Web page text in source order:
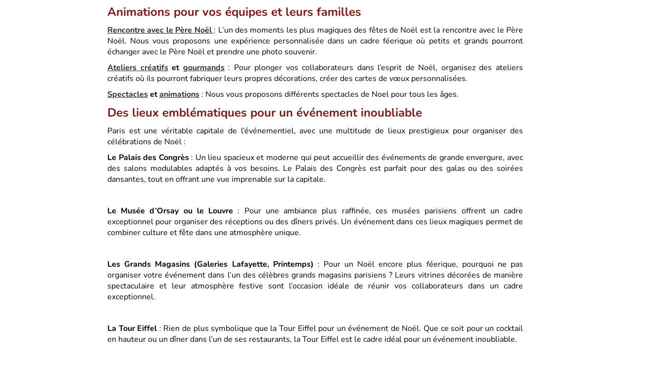
Animations pour vos équipes et leurs familles
Rencontre avec le Père Noël : L’un des moments les plus magiques des fêtes de Noël est la rencontre avec le Père
Noël. Nous vous proposons une expérience personnalisée dans un cadre féerique où petits et grands pourront
échanger avec le Père Noël et prendre une photo souvenir.
Ateliers créatifset gourmands: Pour plonger vos collaborateurs dans l’esprit de Noël, organisez des ateliers
créatifs où ils pourront fabriquer leurs propres décorations, créer des cartes de vœux personnalisées.
Spectaclesetanimations : Nous vous proposons différents spectacles de Noel pour tous les âges.
Des lieux emblématiques pour un événement inoubliable
Paris est une véritable capitale de l’événementiel, avec une multitude de lieux prestigieux pour organiser des
célébrations de Noël :
Le Palais des Congrès: Un lieu spacieux et moderne qui peut accueillir des événements de grande envergure, avec
des salons modulables adaptés à vos besoins. Le Palais des Congrès est parfait pour des galas ou des soirées
dansantes, tout en offrant une vue imprenable sur la capitale.
Le Musée d’Orsay ou le Louvre : Pour une ambiance plus raffinée, ces musées parisiens offrent un cadre
exceptionnel pour organiser des réceptions ou des dîners privés. Un événement dans ces lieux magiques permet de
combiner culture et fête dans une atmosphère unique.
Les Grands Magasins (Galeries Lafayette, Printemps) : Pour un Noël encore plus féerique, pourquoi ne pas
organiser votre événement dans l’un des célèbres grands magasins parisiens ? Leurs vitrines décorées de manière
spectaculaire et leur atmosphère festive sont l’occasion idéale de réunir vos collaborateurs dans un cadre
exceptionnel.
La Tour Eiffel : Rien de plus symbolique que la Tour Eiffel pour un événement de Noël. Que ce soit pour un cocktail
en hauteur ou un dîner dans l’un de ses restaurants, la Tour Eiffel est le cadre idéal pour un événement inoubliable.